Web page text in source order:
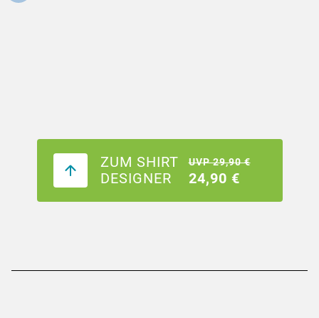
ZUM SHIRT
DESIGNER
UVP 29,90 €
24,90 €